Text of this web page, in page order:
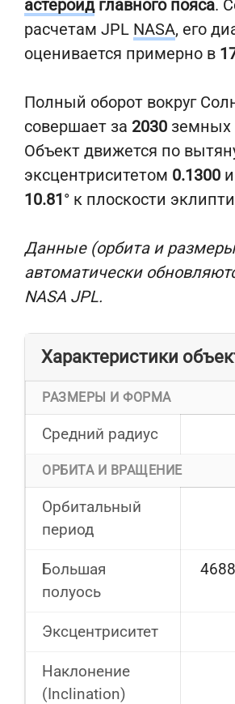
астероидглавного пояса.
расчетам JPL NASA, его
оценивается примерно в
Полный оборот вокруг
совершает за 2030 земных
Объект движется по
эксцентриситетом 0.1300
10.81° к плоскости
Данные (орбита и
автоматически
NASA JPL.
Характеристики
РАЗМЕРЫ И ФОРМА
Средний радиус
ОРБИТА И ВРАЩЕНИЕ
Орбитальный
период
Большая
полуось
Эксцентриситет
Наклонение
(Inclination)